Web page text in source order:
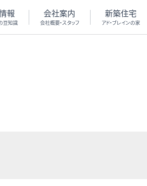
報
豆知識
会社案内
会社概要・スタッフ
新築住宅
アド・ブレインの家